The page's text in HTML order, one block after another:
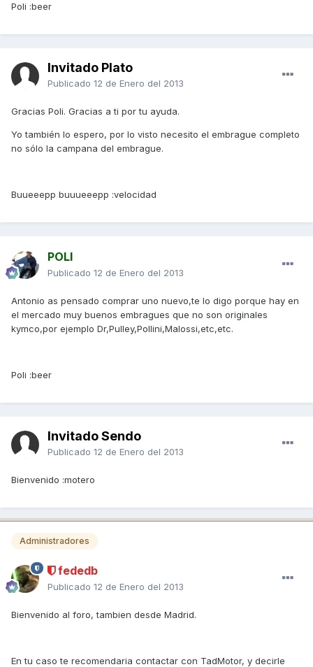
Poli :beer
Invitado Plato
Publicado 12 de Enero del 2013
Gracias Poli. Gracias a ti por tu ayuda.
Yo también lo espero, por lo visto necesito el embrague completo
no sólo la campana del embrague.
Buueeepp buuueeepp :velocidad
POLI
Publicado 12 de Enero del 2013
Antonio as pensado comprar uno nuevo,te lo digo porque hay en
el mercado muy buenos embragues que no son originales
kymco,por ejemplo Dr,Pulley,Pollini,Malossi,etc,etc.
Poli :beer
Invitado Sendo
Publicado 12 de Enero del 2013
Bienvenido :motero
Administradores
fededb
Publicado 12 de Enero del 2013
Bienvenido al foro, tambien desde Madrid.
En tu caso te recomendaria contactar con TadMotor, y decirle